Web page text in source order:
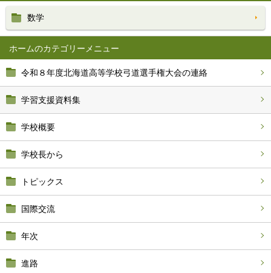
ホーム
令和８年度北海道高等学校弓道選手権大会の連絡
学習支援資料集
学校概要
学校長から
トピックス
国際交流
年次
進路
数学